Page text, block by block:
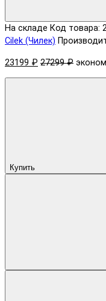
На складе Код товара:
Cilek (Чилек)
23199 ₽ 27299 ₽
Купить